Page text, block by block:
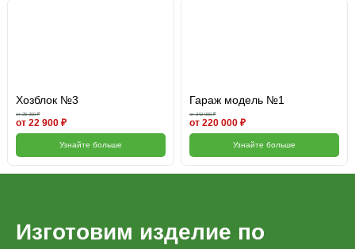
Хозблок №3
от 25 200 ₽
от 22 900 ₽
Узнайте больше
Гараж модель №1
от 242 000 ₽
от 220 000 ₽
Узнайте больше
Изготовим изделие по